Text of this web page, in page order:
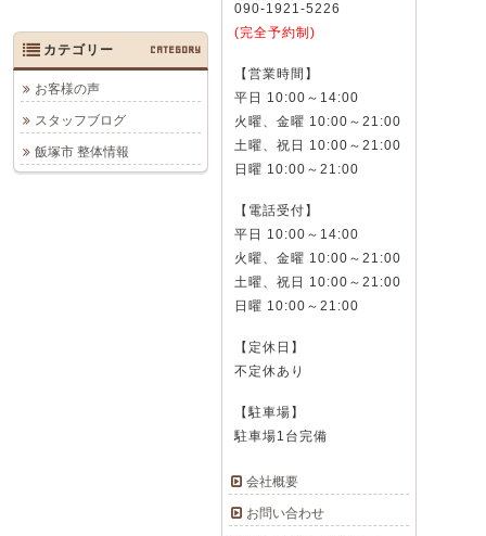
090-1921-5226
(完全予約制)
【営業時間】
平日 10:00～14:00
火曜、金曜 10:00～21:00
土曜、祝日 10:00～21:00
日曜 10:00～21:00
【電話受付】
平日 10:00～14:00
火曜、金曜 10:00～21:00
土曜、祝日 10:00～21:00
日曜 10:00～21:00
【定休日】
不定休あり
【駐車場】
駐車場1台完備
会社概要
お問い合わせ
カテゴリー CATEGORY
お客様の声
スタッフブログ
飯塚市 整体情報